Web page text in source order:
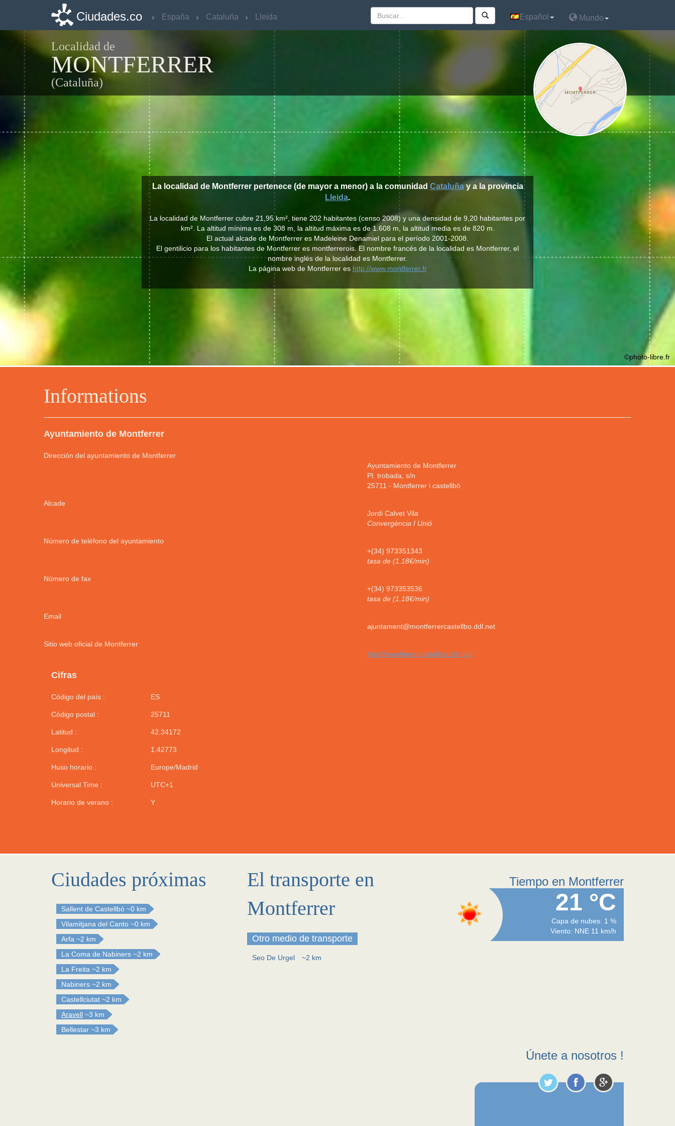
Ciudades.co España Cataluña Lleida Español Mundo
Localidad de
MONTFERRER
(Cataluña)
Informations
Ayuntamiento de Montferrer
Dirección del ayuntamiento de Montferrer
Ayuntamiento de Montferrer
Pl. trobada, s/n
25711 - Montferrer i castellbò
Alcade
Jordi Calvet Vila
Convergència I Unió
Número de teléfono del ayuntamiento
+(34) 973351343
tasa de (1.18€/min)
Número de fax
+(34) 973353536
tasa de (1.18€/min)
Email
ajuntament@montferrercastellbo.ddl.net
Sitio web oficial de Montferrer
http://montferrercastellbo.ddl.net/
Cifras
Código del país : ES
Código postal : 25711
Latitud : 42.34172
Longitud : 1.42773
Huso horario : Europe/Madrid
Universal Time : UTC+1
Horario de verano : Y
La localidad de Montferrer pertenece (de mayor a menor) a la comunidad Cataluñay a la provincia
Lleida.
La localidad de Montferrer cubre 21,95 km², tiene 202 habitantes (censo 2008) y una densidad de 9,20 habitantes por
km². La altitud mínima es de 308 m, la altitud máxima es de 1.608 m, la altitud media es de 820 m.
El actual alcade de Montferrer es Madeleine Denamiel para el período 2001-2008.
El gentilicio para los habitantes de Montferrer es montferrerois. El nombre francés de la localidad es Montferrer, el
nombre inglés de la localidad es Montferrer.
La página web de Montferrer es http://www.montferrer.fr
©photo-libre.fr
Ciudades próximas
Sallent de Castellbó ~0 km
Vilamitjana del Canto ~0 km
Arfa ~2 km
La Coma de Nabiners ~2 km
La Freita ~2 km
Nabiners ~2 km
Castellciutat ~2 km
Aravell ~3 km
Bellestar ~3 km
El transporte en
Montferrer
Otro medio de transporte
Seo De Urgel ~2 km
Tiempo en Montferrer
21 °C
Capa de nubes: 1 %
Viento: NNE 11 km/h
Únete a nosotros !
Ciudades.co España Cataluña Lleida Español Mundo